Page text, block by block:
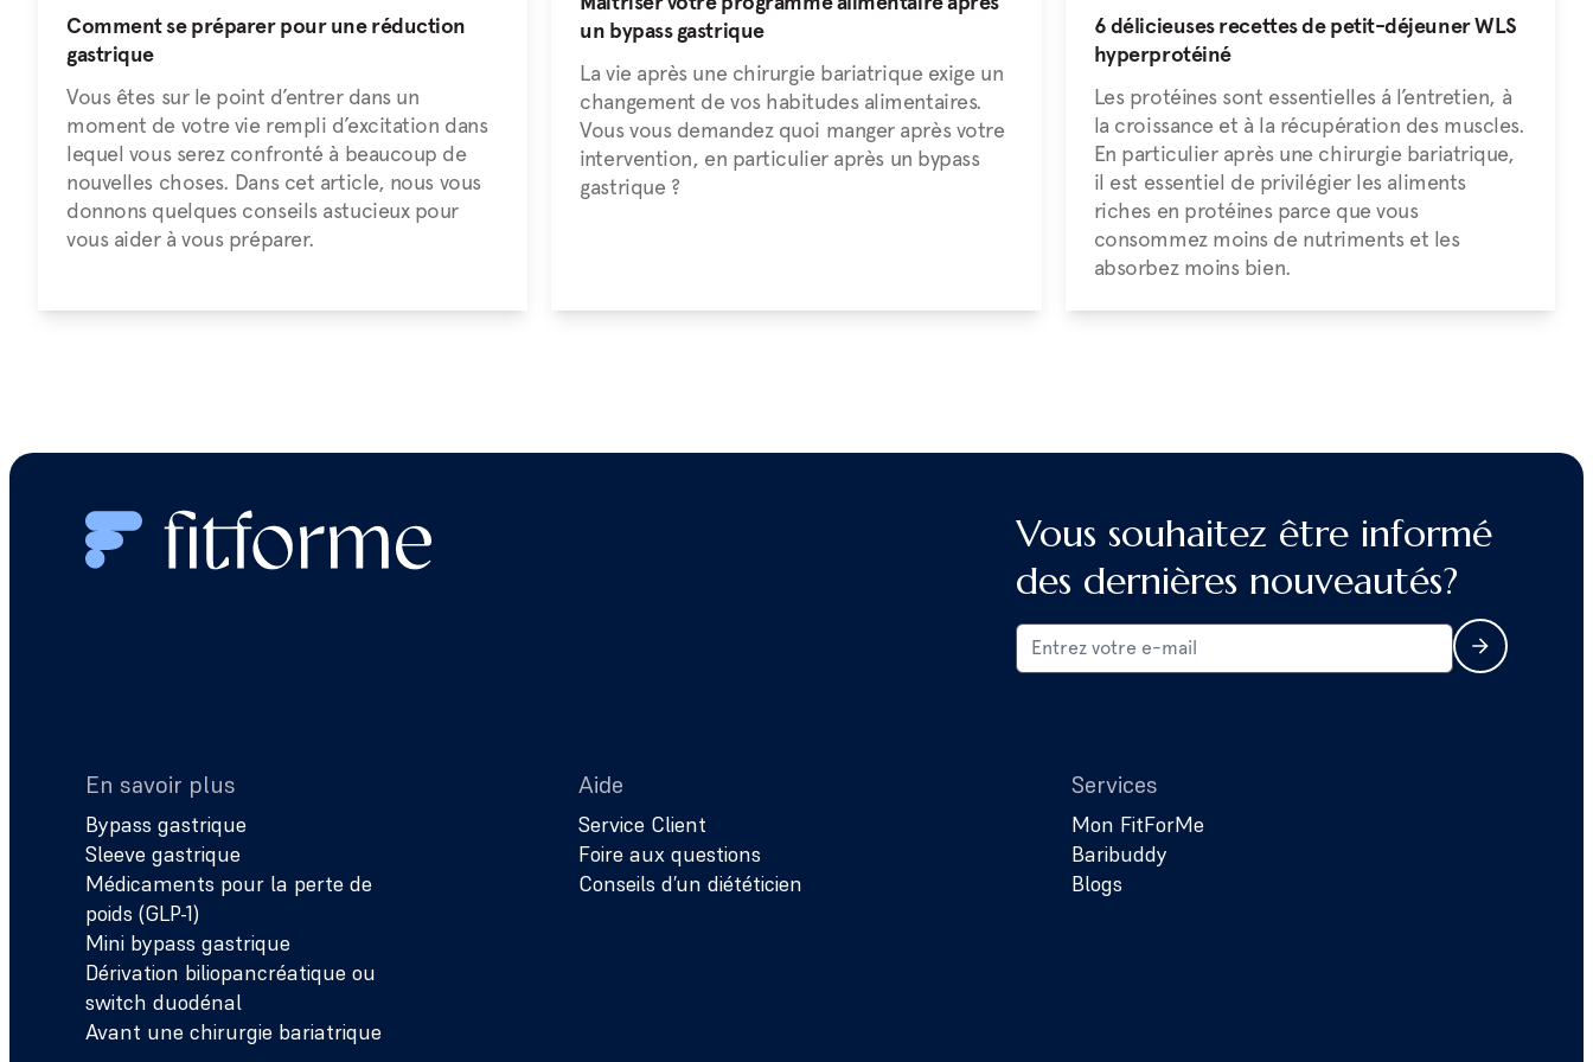
Comment se préparer pour une réduction
gastrique
Vous êtes sur le point d’entrer dans un
moment de votre vie rempli d’excitation dans
lequel vous serez confronté à beaucoup de
nouvelles choses. Dans cet article, nous vous
donnons quelques conseils astucieux pour
vous aider à vous préparer.
un bypass gastrique
La vie après une chirurgie bariatrique exige un
changement de vos habitudes alimentaires.
Vous vous demandez quoi manger après votre
intervention, en particulier après un bypass
gastrique ?
6 délicieuses recettes de petit-déjeuner WLS
hyperprotéiné
Les protéines sont essentielles á l’entretien, à
la croissance et à la récupération des muscles.
En particulier après une chirurgie bariatrique,
il est essentiel de privilégier les aliments
riches en protéines parce que vous
consommez moins de nutriments et les
absorbez moins bien.
Vous souhaitez être informé
des dernières nouveautés?
En savoir plus
Bypass gastrique
Sleeve gastrique
Médicaments pour la perte de
poids (GLP-1)
Mini bypass gastrique
Dérivation biliopancréatique ou
switch duodénal
Avant une chirurgie bariatrique
Aide
Service Client
Foire aux questions
Conseils d’un diététicien
Services
Mon FitForMe
Baribuddy
Blogs